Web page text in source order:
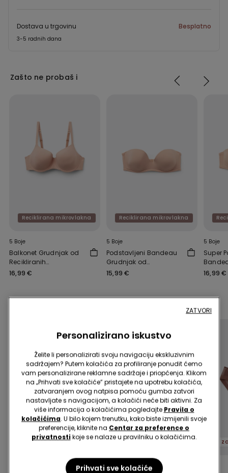
Dostava u trgovinu Besplatno
3-5 radnih dana
Zašto ne probaš i
Reciklirana mikrovlakna
5 Boje
Balkonet Grudnjak od
Recikliranih
Mikrovlakana Full
16,99 €
Reciklirana mikrovlakna
5 Boje
Podstavljeni Bandeau
Grudnjak od
Recikliranih
15,99 €
5 Boje
Super
Madrid
16,99 €
Zaključi promociju3 za €12,99 / 5 za €19,99
3 za €12,99 / 5 za €19,99
Reciklirana mikrovlakna
3 za €12,99 / 5 za €19,99
5 Boje
Personalizirano iskustvo
Želite li personalizirati svoju navigaciju ekskluzivnim
sadržajem? Putem kolačića za profiliranje ponudit ćemo
vam personalizirane reklamne sadržaje i priopćenja. Klikom
na „Prihvati sve kolačiće” pristajete na upotrebu kolačića,
zatvaranjem ovog natpisa pomoću gumba zatvori
nastavljate s navigacijom, a kolačići neće biti aktivni. Za
više informacija o kolačićima pogledajte Pravila o
kolačićima. U bilo kojem trenutku, kako biste izmijenili svoje
preferencije, kliknite na Centar za preference o
privatnosti koje se nalaze u pravilniku o kolačićima.
Prihvati sve kolačiće
ZATVORI